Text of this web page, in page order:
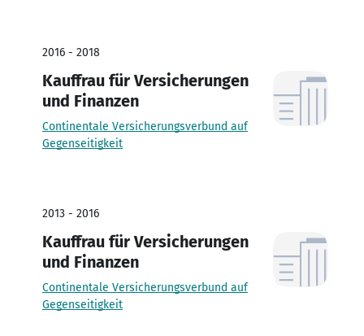
2016 - 2018
Kauffrau für Versicherungen
und Finanzen
Continentale Versicherungsverbund auf
Gegenseitigkeit
2013 - 2016
Kauffrau für Versicherungen
und Finanzen
Continentale Versicherungsverbund auf
Gegenseitigkeit